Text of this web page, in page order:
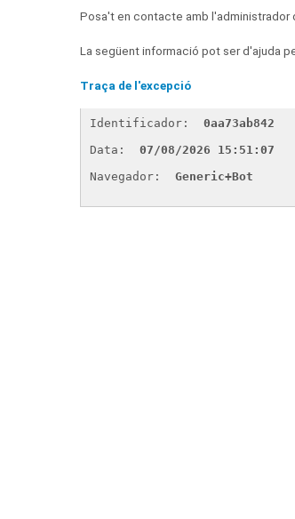
Posa't en contacte amb l'administrador
La següent informació pot ser d'ajuda
Traça de l'excepció
Identificador:
0aa73ab842
Data:
07/08/2026 15:51:07
Navegador:
Generic+Bot